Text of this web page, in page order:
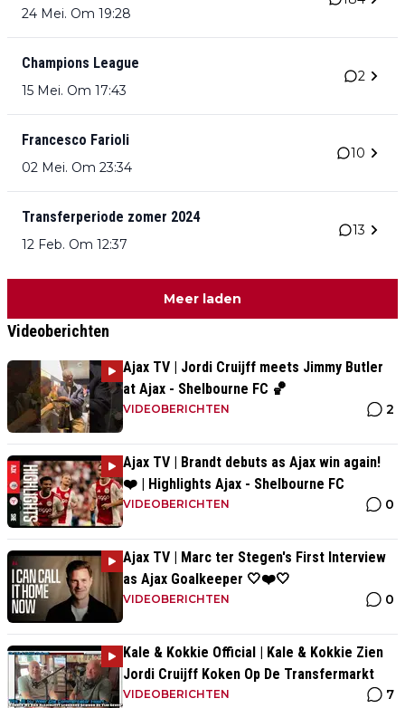
24 Mei. Om 19:28
Champions League
15 Mei. Om 17:43
2
Francesco Farioli
02 Mei. Om 23:34
10
Transferperiode zomer 2024
12 Feb. Om 12:37
13
Meer laden
Videoberichten
Ajax TV | Jordi Cruijff meets Jimmy Butler
at Ajax - Shelbourne FC 🏀
VIDEOBERICHTEN 2
Ajax TV | Brandt debuts as Ajax win again!
❤️ | Highlights Ajax - Shelbourne FC
VIDEOBERICHTEN 0
Ajax TV | Marc ter Stegen's First Interview
as Ajax Goalkeeper 🤍❤️🤍
VIDEOBERICHTEN 0
Kale & Kokkie Official | Kale & Kokkie Zien
Jordi Cruijff Koken Op De Transfermarkt
VIDEOBERICHTEN 7